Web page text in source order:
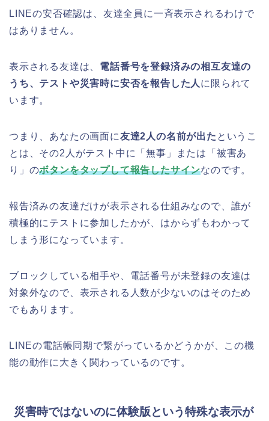
LINEの安否確認は、友達全員に一斉表示されるわけで
はありません。
表示される友達は、 電話番号を登録済みの相互友達の
うち、テストや災害時に安否を報告した人 に限られて
います。
つまり、あなたの画面に友達2人の名前が出た というこ
とは、その2人がテスト中に「無事」または「被害あ
り」のボタンをタップして報告したサインなのです。
報告済みの友達だけが表示される仕組みなので、誰が
積極的にテストに参加したかが、はからずもわかって
しまう形になっています。
ブロックしている相手や、電話番号が未登録の友達は
対象外なので、表示される人数が少ないのはそのため
でもあります。
LINEの電話帳同期で繋がっているかどうかが、この機
能の動作に大きく関わっているのです。
災害時ではないのに体験版という特殊な表示が